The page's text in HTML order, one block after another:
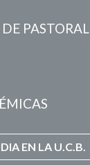
PASTORAL
EN LA U.C.B.